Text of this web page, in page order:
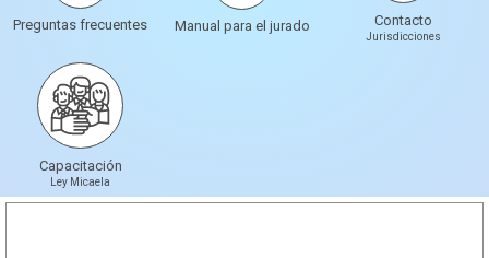
Preguntas frecuentes Manual para el jurado Contacto
Jurisdicciones
Capacitación
Ley Micaela